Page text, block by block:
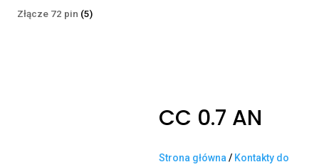
produkt
Złącze 72 pin 55
CC 0.7 AN
Strona główna / Kontakty do